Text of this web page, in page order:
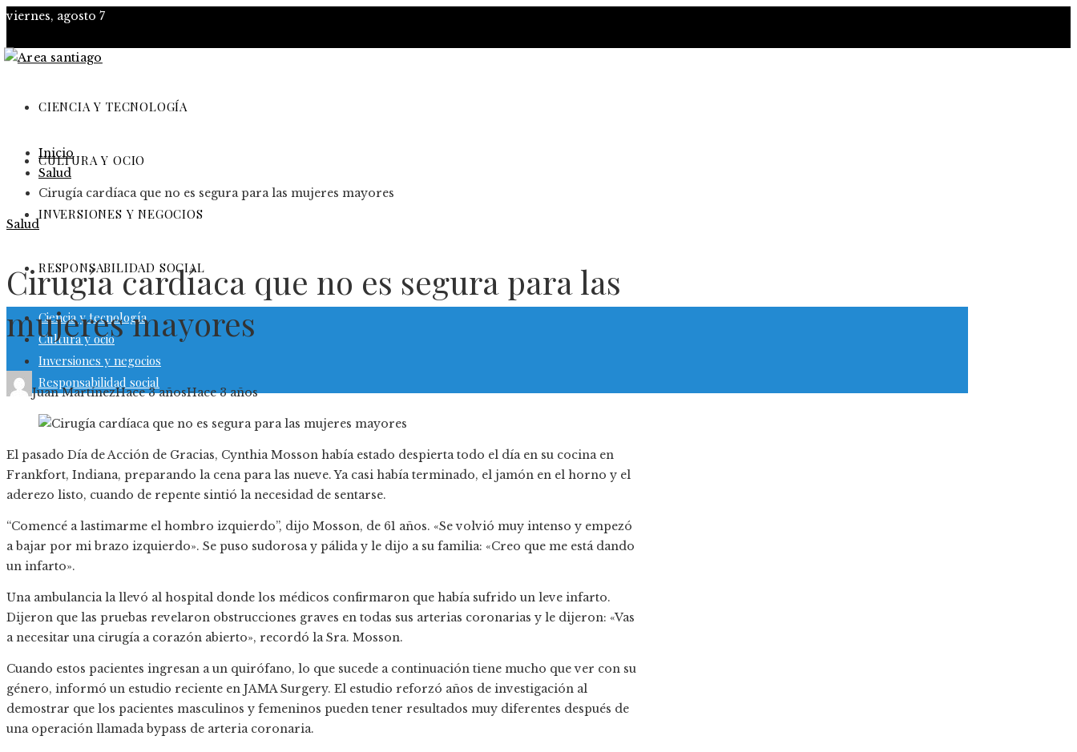
viernes, agosto 7
CIENCIA Y TECNOLOGÍA
CULTURA Y OCIO
INVERSIONES Y NEGOCIOS
RESPONSABILIDAD SOCIAL
Ciencia y tecnología
Cultura y ocio
Inversiones y negocios
Responsabilidad social
Inicio
Salud
Cirugía cardíaca que no es segura para las mujeres mayores
Salud
Cirugía cardíaca que no es segura para las
mujeres mayores
Juan MartínezHace 3 añosHace 3 años
El pasado Día de Acción de Gracias, Cynthia Mosson había estado despierta todo el día en su cocina en
Frankfort, Indiana, preparando la cena para las nueve. Ya casi había terminado, el jamón en el horno y el
aderezo listo, cuando de repente sintió la necesidad de sentarse.
“Comencé a lastimarme el hombro izquierdo”, dijo Mosson, de 61 años. «Se volvió muy intenso y empezó
a bajar por mi brazo izquierdo». Se puso sudorosa y pálida y le dijo a su familia: «Creo que me está dando
un infarto».
Una ambulancia la llevó al hospital donde los médicos confirmaron que había sufrido un leve infarto.
Dijeron que las pruebas revelaron obstrucciones graves en todas sus arterias coronarias y le dijeron: «Vas
a necesitar una cirugía a corazón abierto», recordó la Sra. Mosson.
Cuando estos pacientes ingresan a un quirófano, lo que sucede a continuación tiene mucho que ver con su
género, informó un estudio reciente en JAMA Surgery. El estudio reforzó años de investigación al
demostrar que los pacientes masculinos y femeninos pueden tener resultados muy diferentes después de
una operación llamada bypass de arteria coronaria.